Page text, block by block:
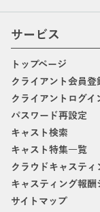
サービス
トップページ
クライアント会員登
クライアントログイ
パスワード再設定
キャスト検索
キャスト特集一覧
クラウドキャスティ
キャスティング報酬
サイトマップ